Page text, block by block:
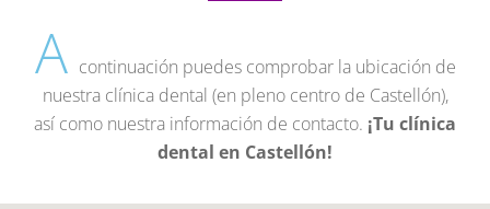
A continuación puedes comprobar la ubicación de
nuestra clínica dental (en pleno centro de Castellón),
así como nuestra información de contacto. ¡Tu clínica
dental en Castellón!